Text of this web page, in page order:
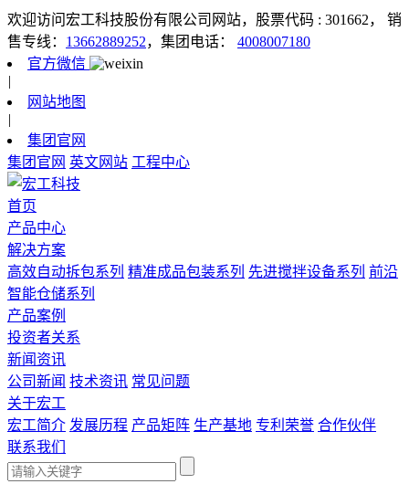
欢迎访问宏工科技股份有限公司网站，股票代码 : 301662，
销
售专线： 13662889252，集团电话： 4008007180
官方微信
|
网站地图
|
集团官网
集团官网 英文网站 工程中心
首页
产品中心
解决方案
高效自动拆包系列 精准成品包装系列 先进搅拌设备系列 前沿
智能仓储系列
产品案例
投资者关系
新闻资讯
公司新闻 技术资讯 常见问题
关于宏工
宏工简介 发展历程 产品矩阵 生产基地 专利荣誉 合作伙伴
联系我们